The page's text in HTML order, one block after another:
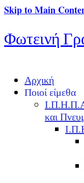
Skip to Main
Φωτεινή
Αρχική
Ποιοί είμεθα
και